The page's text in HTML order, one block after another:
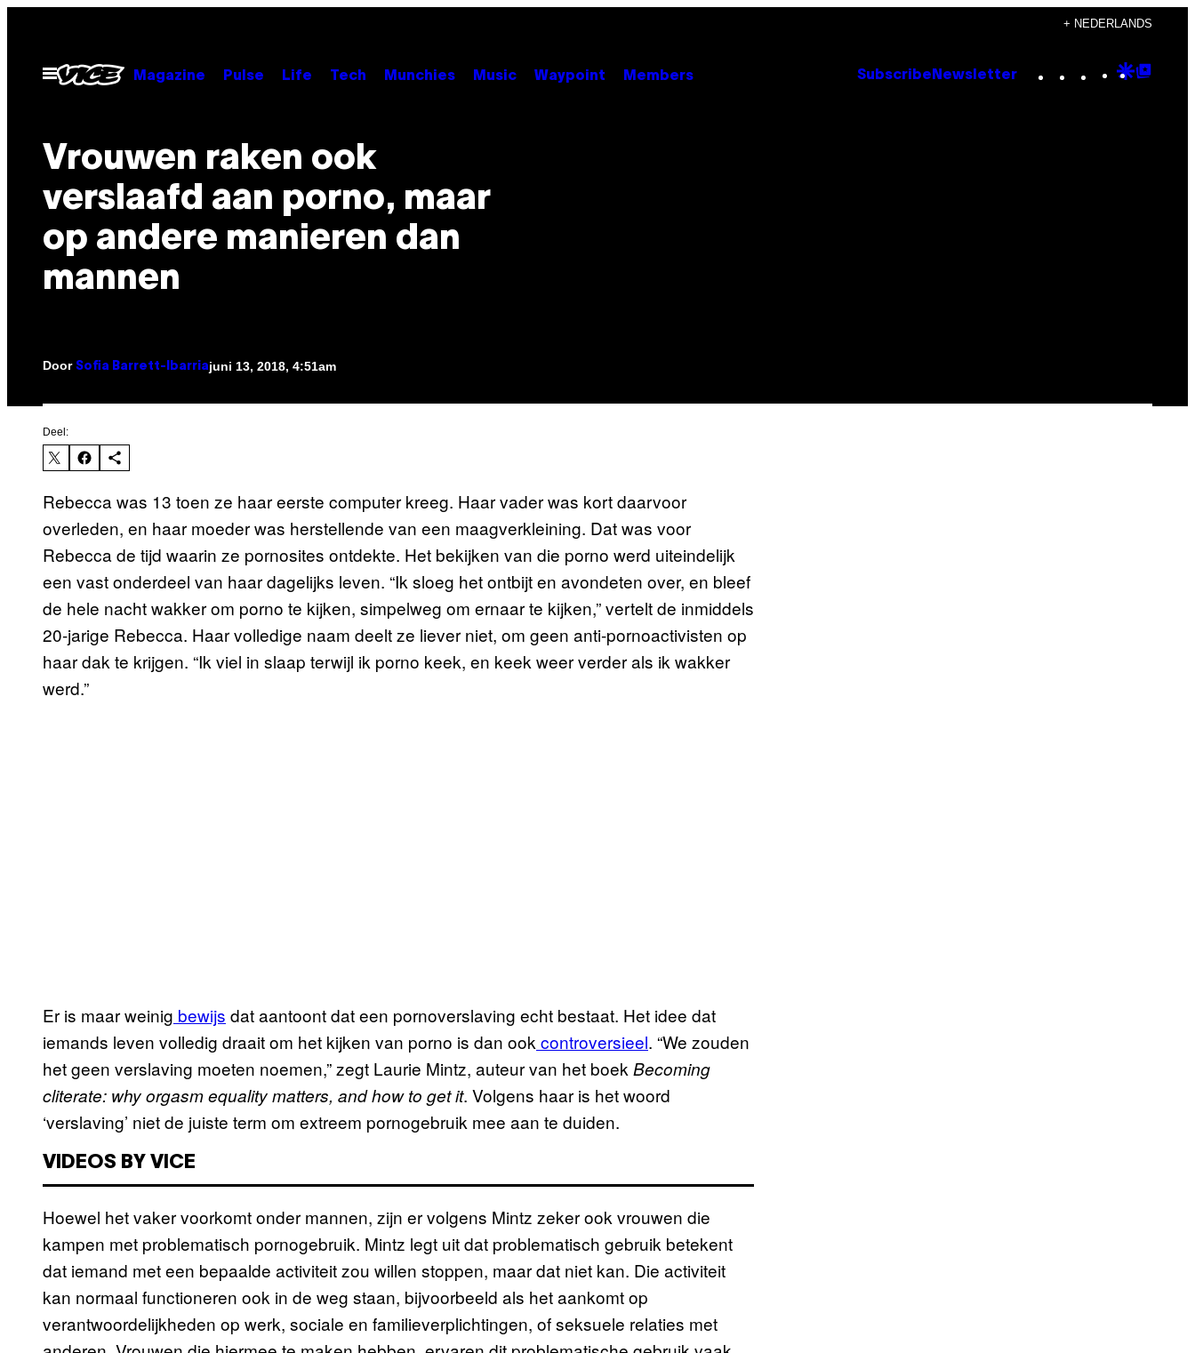
+ NEDERLANDS
Open
menu
Magazine Pulse Life Tech Munchies Music Waypoint Members Subscribe Newsletter Instagram
TikTok
YouTube
Google
Vrouwen raken ook
verslaafd aan porno, maar
op andere manieren dan
mannen
Door Sofia Barrett-Ibarriajuni 13, 2018, 4:51am
Deel:
Rebecca was 13 toen ze haar eerste computer kreeg. Haar vader was kort daarvoor
overleden, en haar moeder was herstellende van een maagverkleining. Dat was voor
Rebecca de tijd waarin ze pornosites ontdekte. Het bekijken van die porno werd uiteindelijk
een vast onderdeel van haar dagelijks leven. “Ik sloeg het ontbijt en avondeten over, en bleef
de hele nacht wakker om porno te kijken, simpelweg om ernaar te kijken,” vertelt de inmiddels
20-jarige Rebecca. Haar volledige naam deelt ze liever niet, om geen anti-pornoactivisten op
haar dak te krijgen. “Ik viel in slaap terwijl ik porno keek, en keek weer verder als ik wakker
werd.”
Er is maar weinig bewijs dat aantoont dat een pornoverslaving echt bestaat. Het idee dat
iemands leven volledig draait om het kijken van porno is dan ook controversieel. “We zouden
het geen verslaving moeten noemen,” zegt Laurie Mintz, auteur van het boek Becoming
cliterate: why orgasm equality matters, and how to get it. Volgens haar is het woord
‘verslaving’ niet de juiste term om extreem pornogebruik mee aan te duiden.
VIDEOS BY VICE
Hoewel het vaker voorkomt onder mannen, zijn er volgens Mintz zeker ook vrouwen die
kampen met problematisch pornogebruik. Mintz legt uit dat problematisch gebruik betekent
dat iemand met een bepaalde activiteit zou willen stoppen, maar dat niet kan. Die activiteit
kan normaal functioneren ook in de weg staan, bijvoorbeeld als het aankomt op
verantwoordelijkheden op werk, sociale en familieverplichtingen, of seksuele relaties met